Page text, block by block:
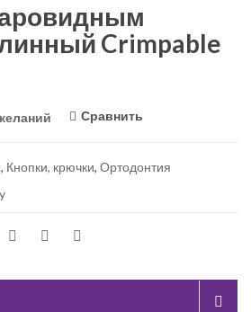
Crimpable
Сравнить
, Кнопки, крючки, Ортодонтия